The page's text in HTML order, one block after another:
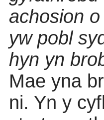
achosion
yw pobl
hyn yn
Mae yna
ni. Yn y